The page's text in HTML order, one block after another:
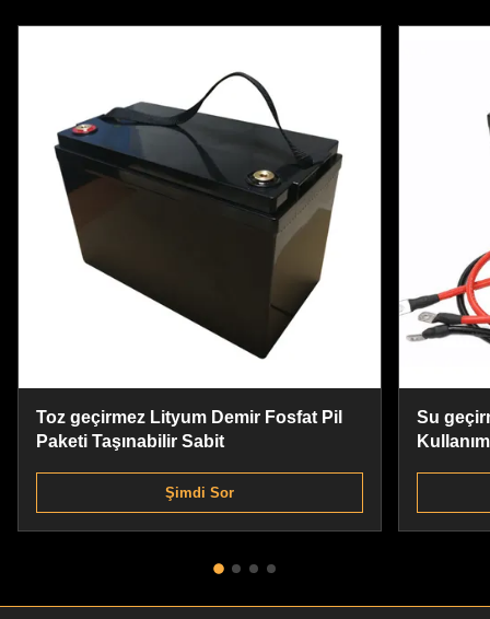
Toz geçirmez Lityum Demir Fosfat Pil
Paketi Taşınabilir Sabit
Şimdi Sor
Su